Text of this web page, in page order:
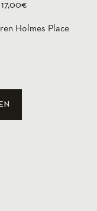
Holmes Place